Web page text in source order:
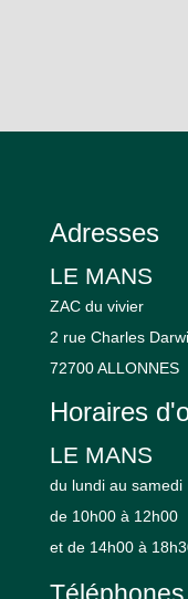
Adresses
LE MANS
ZAC du vivier
2 rue Charles
72700 ALLONNES
Horaires
LE MANS
du lundi au samedi
de 10h00 à 12h00
et de 14h00 à